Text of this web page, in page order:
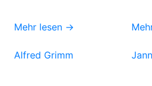
Mehr lesen →
Alfred Grimm